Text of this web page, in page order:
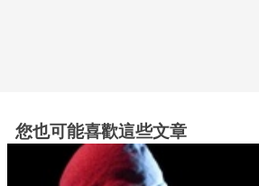
您也可能喜歡這些文章